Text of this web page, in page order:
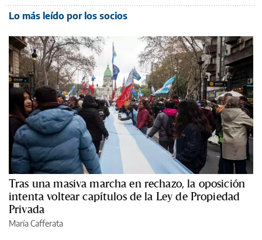
Lo más leído por los socios
Tras una masiva marcha en rechazo, la oposición
intenta voltear capítulos de la Ley de Propiedad
Privada
María Cafferata